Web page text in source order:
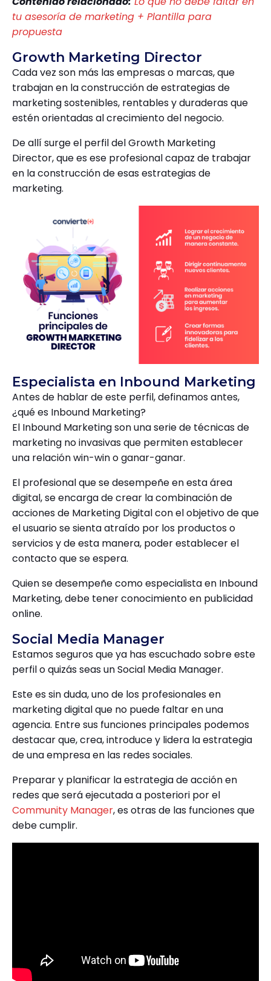
tu asesoría de marketing + Plantilla para
propuesta
Growth Marketing Director
Cada vez son más las empresas o marcas, que
trabajan en la construcción de estrategias de
marketing sostenibles, rentables y duraderas que
estén orientadas al crecimiento del negocio.
De allí surge el perfil del Growth Marketing
Director, que es ese profesional capaz de trabajar
en la construcción de esas estrategias de
marketing.
Especialista en Inbound Marketing
Antes de hablar de este perfil, definamos antes,
¿qué es Inbound Marketing?
El Inbound Marketing son una serie de técnicas de
marketing no invasivas que permiten establecer
una relación win-win o ganar-ganar.
El profesional que se desempeñe en esta área
digital, se encarga de crear la combinación de
acciones de Marketing Digital con el objetivo de que
el usuario se sienta atraído por los productos o
servicios y de esta manera, poder establecer el
contacto que se espera.
Quien se desempeñe como especialista en Inbound
Marketing, debe tener conocimiento en publicidad
online.
Social Media Manager
Estamos seguros que ya has escuchado sobre este
perfil o quizás seas un Social Media Manager.
Este es sin duda, uno de los profesionales en
marketing digital que no puede faltar en una
agencia. Entre sus funciones principales podemos
destacar que, crea, introduce y lidera la estrategia
de una empresa en las redes sociales.
Preparar y planificar la estrategia de acción en
redes que será ejecutada a posteriori por el
Community Manager, es otras de las funciones que
debe cumplir.